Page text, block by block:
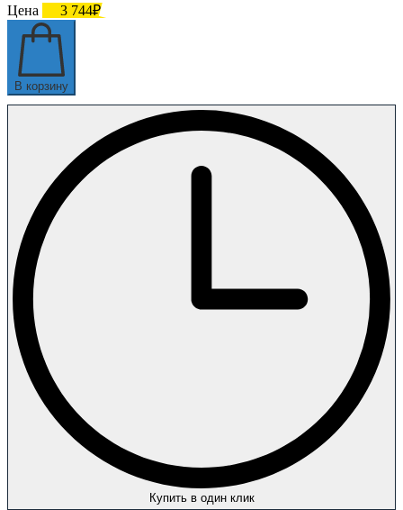
Цена
3 744₽
В корзину
Купить в один клик